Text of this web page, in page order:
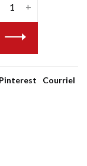
+
Pinterest Courriel